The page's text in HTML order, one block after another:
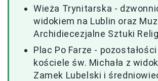
Wieża Trynitarska -
widokiem na Lublin oraz
Archidiecezjalne Sztuki
Plac Po Farze -
kościele św. Michała z
Zamek Lubelski i